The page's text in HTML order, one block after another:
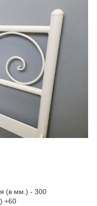
(в мм.) - 300
+60